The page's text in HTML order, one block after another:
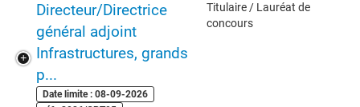
Directeur/Directrice
général adjoint
Infrastructures, grands
p...
Date limite : 08-09-2026
Titulaire / Lauréat de
concours